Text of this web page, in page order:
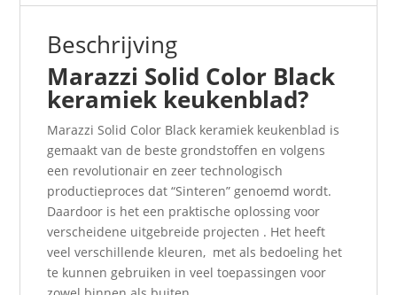
Beschrijving
Marazzi Solid Color Black
keramiek keukenblad?
Marazzi Solid Color Black keramiek keukenblad is
gemaakt van de beste grondstoffen en volgens
een revolutionair en zeer technologisch
productieproces dat “Sinteren” genoemd wordt.
Daardoor is het een praktische oplossing voor
verscheidene uitgebreide projecten . Het heeft
veel verschillende kleuren, met als bedoeling het
te kunnen gebruiken in veel toepassingen voor